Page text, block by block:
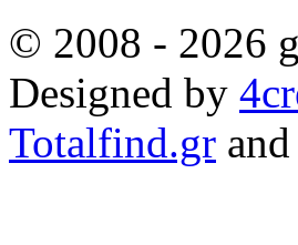
© 2008 - 2026
Designed by
Totalfind.gr and